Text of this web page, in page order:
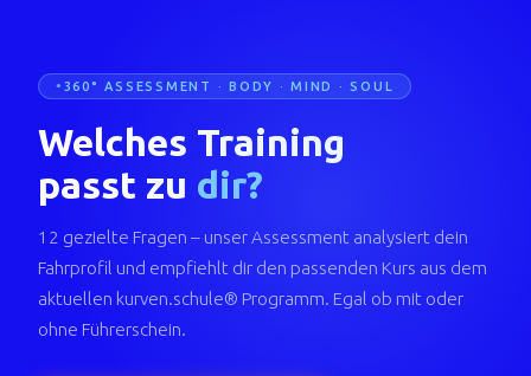
360° ASSESSMENT · BODY · MIND · SOUL
Welches Training
passt zu dir?
12 gezielte Fragen – unser Assessment analysiert dein
Fahrprofil und empfiehlt dir den passenden Kurs aus dem
aktuellen kurven.schule® Programm. Egal ob mit oder
ohne Führerschein.